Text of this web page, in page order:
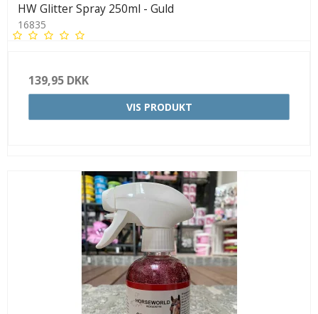
HW Glitter Spray 250ml - Guld
16835
139,95 DKK
VIS PRODUKT